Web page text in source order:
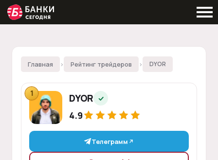
Главная › Рейтинг трейдеров › DYOR
1 DYOR
4.9
Телеграмм